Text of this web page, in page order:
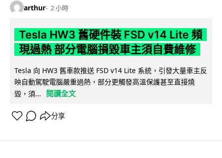
arthur 2 小時
Tesla HW3 舊硬件裝 FSD v14 Lite 頻
現過熱 部分電腦損毀車主須自費維修
Tesla 向 HW3 舊車款推送 FSD v14 Lite 系統，引發大量車主反
映自動駕駛電腦嚴重過熱，部分更觸發高溫保護甚至直接燒
毀，須...
閱讀全文
分享